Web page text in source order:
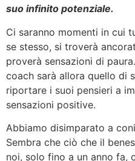
suo infinito potenziale.
Ci saranno momenti in cui
se stesso, si troverà
proverà sensazioni di
coach sarà allora quello di
riportare i suoi pensieri a
sensazioni positive.
Abbiamo disimparato a
Sembra che ciò che il
noi, solo fino a un anno fa,